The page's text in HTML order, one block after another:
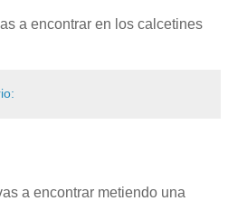
a encontrar en los calcetines
a encontrar metiendo una